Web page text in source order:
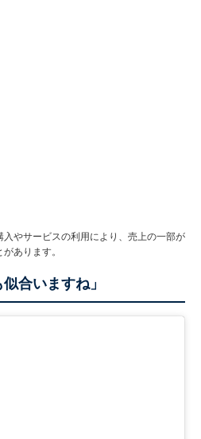
やサービスの利用により、売上の一部が
あります。
合いますね」